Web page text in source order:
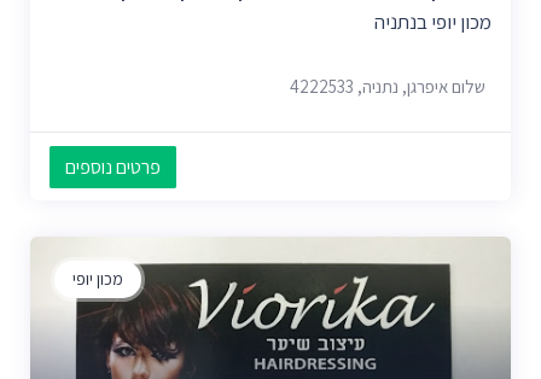
מכון יופי בנתניה
שלום איפרגן, נתניה, 4222533
פרטים נוספים
מכון יופי